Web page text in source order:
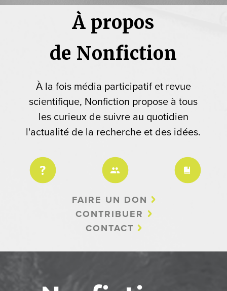
À propos
de Nonfiction
À la fois média participatif et revue
scientifique, Nonfiction propose à tous
les curieux de suivre au quotidien
l'actualité de la recherche et des idées.
FAIRE UN DON
CONTRIBUER
CONTACT